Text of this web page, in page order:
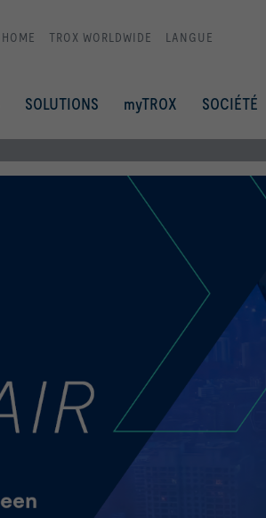
HOME TROX WORLDWIDE LANGUE
SOLUTIONS myTROX SOCIÉTÉ